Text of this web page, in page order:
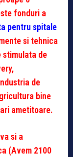
fonduri a
pentru spitale
si tehnica
stimulata de
de
bine
ametitoare.
si a
(Avem 2100